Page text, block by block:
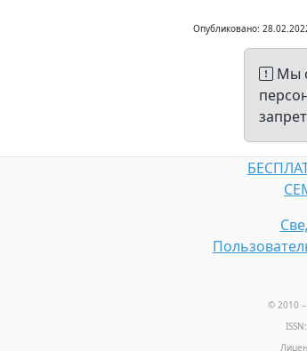
Опубликовано:
Мы
© 2010 –